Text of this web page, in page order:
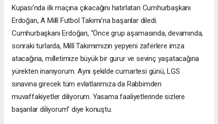
Kupası’nda ilk maçına çıkacağını hatırlatan Cumhurbaşkanı
Erdoğan, A Millî Futbol Takımı’na başarılar diledi.
Cumhurbaşkanı Erdoğan, “Önce grup aşamasında, devamında,
sonraki turlarda, Millî Takımımızın yepyeni zaferlere imza
atacağına, milletimize büyük bir gurur ve sevinç yaşatacağına
yürekten inanıyorum. Aynı şekilde cumartesi günü, LGS
sınavına girecek tüm evlatlarımıza da Rabbimden
muvaffakiyetler diliyorum. Yasama faaliyetlerinde sizlere
başarılar diliyorum” diye konuştu.